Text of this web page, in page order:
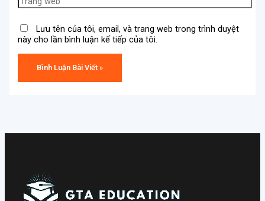
Lưu tên của tôi, email, và trang web trong trình duyệt
này cho lần bình luận kế tiếp của tôi.